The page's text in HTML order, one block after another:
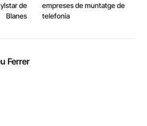
de
Blanes
empreses de muntatge de
telefonia
Ferrer